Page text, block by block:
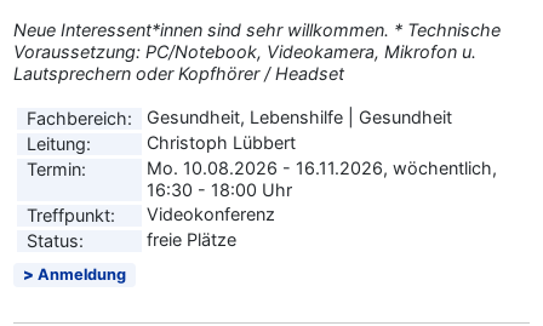
Neue Interessent*innen sind sehr willkommen. * Technische
Voraussetzung: PC/Notebook, Videokamera, Mikrofon u.
Lautsprechern oder Kopfhörer / Headset
Fachbereich:
Gesundheit, Lebenshilfe | Gesundheit
Leitung:
Christoph Lübbert
Termin:
Mo. 10.08.2026 - 16.11.2026, wöchentlich,
16:30 - 18:00 Uhr
Treffpunkt:
Videokonferenz
Status:
freie Plätze
Anmeldung